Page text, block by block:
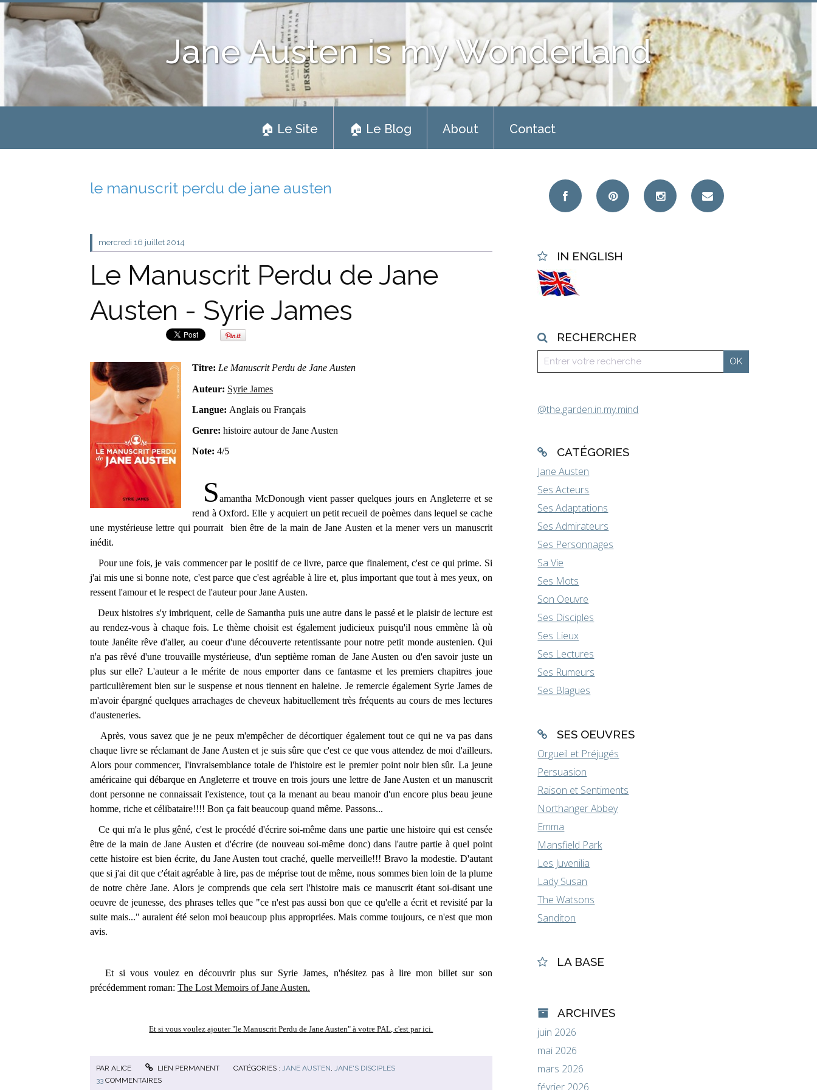
Jane Austen is my Wonderland
🏠 Le Site 🏠 Le Blog About Contact
le manuscrit perdu de jane austen
mercredi 16 juillet 2014
Le Manuscrit Perdu de Jane
Austen - Syrie James
Titre: Le Manuscrit Perdu de Jane Austen
Auteur: Syrie James
Langue: Anglais ou Français
Genre: histoire autour de Jane Austen
Note: 4/5
Samantha McDonough vient passer quelques jours en Angleterre et se
rend à Oxford. Elle y acquiert un petit recueil de poèmes dans lequel se cache
une mystérieuse lettre qui pourrait bien être de la main de Jane Austen et la mener vers un manuscrit
inédit.
Pour une fois, je vais commencer par le positif de ce livre, parce que finalement, c'est ce qui prime. Si
j'ai mis une si bonne note, c'est parce que c'est agréable à lire et, plus important que tout à mes yeux, on
ressent l'amour et le respect de l'auteur pour Jane Austen.
Deux histoires s'y imbriquent, celle de Samantha puis une autre dans le passé et le plaisir de lecture est
au rendez-vous à chaque fois. Le thème choisit est également judicieux puisqu'il nous emmène là où
toute Janéite rêve d'aller, au coeur d'une découverte retentissante pour notre petit monde austenien. Qui
n'a pas rêvé d'une trouvaille mystérieuse, d'un septième roman de Jane Austen ou d'en savoir juste un
plus sur elle? L'auteur a le mérite de nous emporter dans ce fantasme et les premiers chapitres joue
particulièrement bien sur le suspense et nous tiennent en haleine. Je remercie également Syrie James de
m'avoir épargné quelques arrachages de cheveux habituellement très fréquents au cours de mes lectures
d'austeneries.
Après, vous savez que je ne peux m'empêcher de décortiquer également tout ce qui ne va pas dans
chaque livre se réclamant de Jane Austen et je suis sûre que c'est ce que vous attendez de moi d'ailleurs.
Alors pour commencer, l'invraisemblance totale de l'histoire est le premier point noir bien sûr. La jeune
américaine qui débarque en Angleterre et trouve en trois jours une lettre de Jane Austen et un manuscrit
dont personne ne connaissait l'existence, tout ça la menant au beau manoir d'un encore plus beau jeune
homme, riche et célibataire!!!! Bon ça fait beaucoup quand même. Passons...
Ce qui m'a le plus gêné, c'est le procédé d'écrire soi-même dans une partie une histoire qui est censée
être de la main de Jane Austen et d'écrire (de nouveau soi-même donc) dans l'autre partie à quel point
cette histoire est bien écrite, du Jane Austen tout craché, quelle merveille!!! Bravo la modestie. D'autant
que si j'ai dit que c'était agréable à lire, pas de méprise tout de même, nous sommes bien loin de la plume
de notre chère Jane. Alors je comprends que cela sert l'histoire mais ce manuscrit étant soi-disant une
oeuvre de jeunesse, des phrases telles que "ce n'est pas aussi bon que ce qu'elle a écrit et revisité par la
suite mais..." auraient été selon moi beaucoup plus appropriées. Mais comme toujours, ce n'est que mon
avis.
Et si vous voulez en découvrir plus sur Syrie James, n'hésitez pas à lire mon billet sur son
précédemment roman: The Lost Memoirs of Jane Austen.
Et si vous voulez ajouter "le Manuscrit Perdu de Jane Austen" à votre PAL, c'est par ici.
PAR ALICE LIEN PERMANENT CATÉGORIES : JANE AUSTEN
JANE'S DISCIPLES
33 COMMENTAIRES
IN ENGLISH
RECHERCHER
@the.garden.in.my.mind
CATÉGORIES
Jane Austen
Ses Acteurs
Ses Adaptations
Ses Admirateurs
Ses Personnages
Sa Vie
Ses Mots
Son Oeuvre
Ses Disciples
Ses Lieux
Ses Lectures
Ses Rumeurs
Ses Blagues
SES OEUVRES
Orgueil et Préjugés
Persuasion
Raison et Sentiments
Northanger Abbey
Emma
Mansfield Park
Les Juvenilia
Lady Susan
The Watsons
Sanditon
LA BASE
ARCHIVES
juin 2026
mai 2026
mars 2026
février 2026